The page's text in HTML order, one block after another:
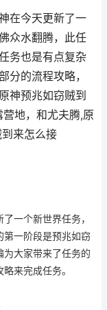
在今天更新了一
众水翻腾，此任
务也是有点复杂
分的流程攻略，
神预兆如窃贼到
地，和尤夫腾,原
来怎么接
一个新世界任务，
第一阶段是预兆如窃
为大家带来了任务的
来完成任务。